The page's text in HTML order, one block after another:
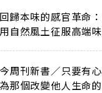
回歸本味的感官革命
用自然風土征服高端
今周刊新書／只要有
為那個改變他人生命